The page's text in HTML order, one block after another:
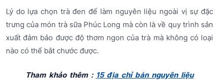
Lý do lựa chọn trà đen để làm nguyên liệu ngoài vị sự đặc
trưng của món trà sữa Phúc Long mà còn là về quy trình sản
xuất đảm bảo được độ thơm ngon của trà mà không có loại
nào có thể bắt chước được.
Tham khảo thêm : 15 địa chỉ bán nguyên liệu